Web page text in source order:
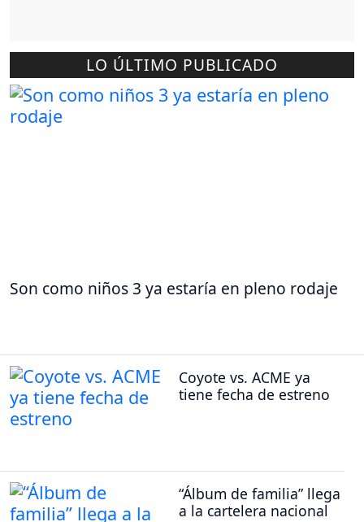
LO ÚLTIMO PUBLICADO
Son como niños 3 ya estaría en pleno rodaje
Coyote vs. ACME ya
tiene fecha de estreno
“Álbum de familia” llega
a la cartelera nacional